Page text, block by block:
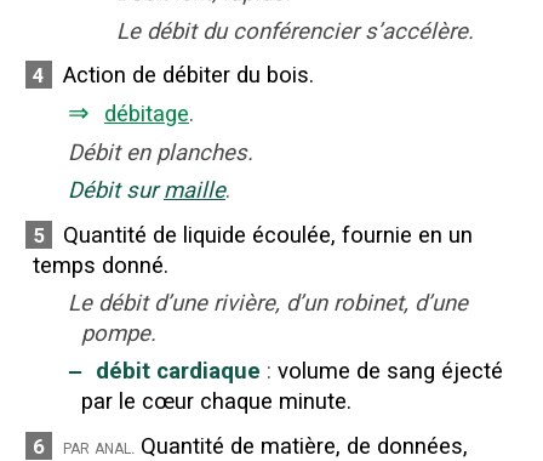
Le débit du conférencier s’accélère.
4 Action de débiter du bois.
⇒ débitage.
Débit en planches.
Débit sur maille.
5
Quantité de liquide écoulée, fournie en un
temps donné.
Le débit d’une rivière, d’un robinet, d’une
pompe.
‒ débit cardiaque : volume de sang éjecté
par le cœur chaque minute.
6 par anal.
Quantité de matière, de données,